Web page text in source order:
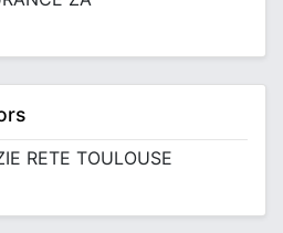
RETE TOULOUSE